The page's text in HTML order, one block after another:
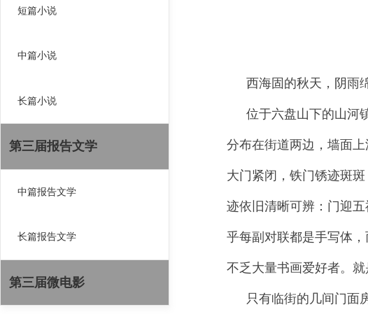
西海固的秋天，阴雨
位于六盘山下的山河
分布在街道两边，墙面
大门紧闭，铁门锈迹斑
迹依旧清晰可辨：门迎
乎每副对联都是手写体
不乏大量书画爱好者。
只有临街的几间门面
短篇小说
中篇小说
长篇小说
第三届报告文学
中篇报告文学
长篇报告文学
第三届微电影